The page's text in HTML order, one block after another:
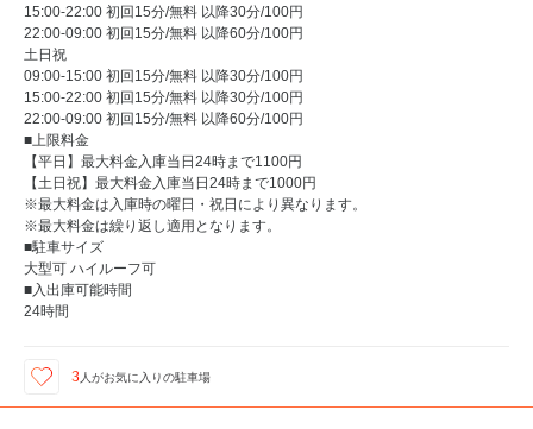
15:00-22:00 初回15分/無料 以降30分/100円
22:00-09:00 初回15分/無料 以降60分/100円
土日祝
09:00-15:00 初回15分/無料 以降30分/100円
15:00-22:00 初回15分/無料 以降30分/100円
22:00-09:00 初回15分/無料 以降60分/100円
■上限料金
【平日】最大料金入庫当日24時まで1100円
【土日祝】最大料金入庫当日24時まで1000円
※最大料金は入庫時の曜日・祝日により異なります。
※最大料金は繰り返し適用となります。
■駐車サイズ
大型可 ハイルーフ可
■入出庫可能時間
24時間
3 人がお気に入りの駐車場